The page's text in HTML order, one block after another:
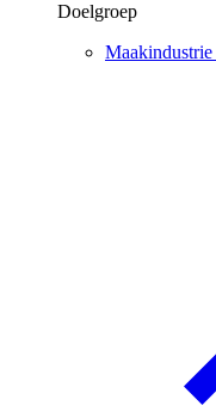
Doelgroep